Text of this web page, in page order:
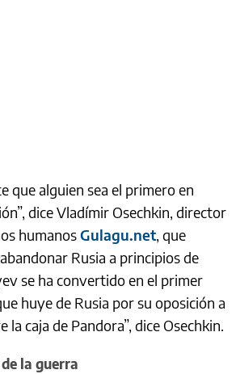
que alguien sea el primero en
dice Vladímir Osechkin, director
humanosGulagu.net, que
Rusia a principios de
se ha convertido en el primer
huye de Rusia por su oposición a
la caja de Pandora”, dice Osechkin.
la guerra